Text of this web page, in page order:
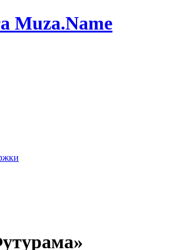
Muza.Name